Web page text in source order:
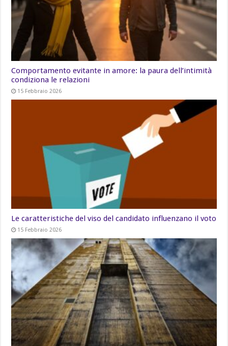
Comportamento evitante in amore: la paura dell’intimità
condiziona le relazioni
15 Febbraio 2026
Le caratteristiche del viso del candidato influenzano il voto
15 Febbraio 2026